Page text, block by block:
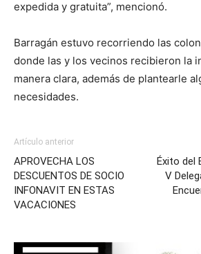
expedida y gratuita”, mencionó.
Barragán estuvo recorriendo las
donde las y los vecinos recibieron la
manera clara, además de plantearle
necesidades.
Artículo anterior
APROVECHA LOS
DESCUENTOS DE SOCIO
INFONAVIT EN ESTAS
VACACIONES
Éxito del
V